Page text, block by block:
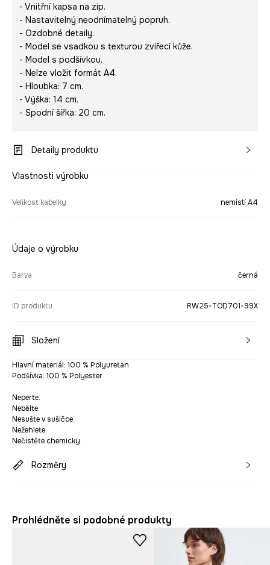
- Vnitřní kapsa na zip.
- Nastavitelný neodnímatelný popruh.
- Ozdobné detaily.
- Model se vsadkou s texturou zvířecí kůže.
- Model s podšívkou.
- Nelze vložit formát A4.
- Hloubka: 7 cm.
- Výška: 14 cm.
- Spodní šířka: 20 cm.
Detaily produktu
Vlastnosti výrobku
Velikost kabelky nemístí A4
Údaje o výrobku
Barva černá
ID produktu RW25-TOD701-99X
Složení
Hlavní materiál: 100 % Polyuretan
Podšívka: 100 % Polyester
Neperte.
Nebělte.
Nesušte v sušičce.
Nežehlete.
Nečistěte chemicky.
Rozměry
Prohlédněte si podobné produkty